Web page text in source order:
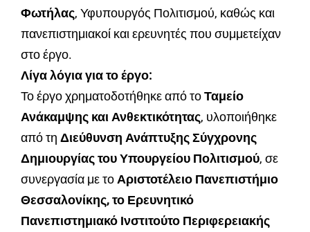
Φωτήλας, Υφυπουργός Πολιτισμού, καθώς και
πανεπιστημιακοί και ερευνητές που συμμετείχαν
στο έργο.
Λίγα λόγια για το έργο:
Το έργο χρηματοδοτήθηκε από τοΤαμείο
Ανάκαμψης και Ανθεκτικότητας, υλοποιήθηκε
από τη Διεύθυνση Ανάπτυξης Σύγχρονης
Δημιουργίας του Υπουργείου Πολιτισμού, σε
συνεργασία με το Αριστοτέλειο Πανεπιστήμιο
Θεσσαλονίκης, το Ερευνητικό
Πανεπιστημιακό Ινστιτούτο Περιφερειακής